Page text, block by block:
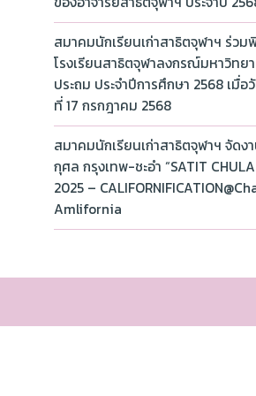
สมาคมนักเรียนเก่าสาธิตจุฬาฯ ร่วม
โรงเรียนสาธิตจุฬาลงกรณ์มหาวิทย
ประถม ประจำปีการศึกษา 2568 เมื่
ที่ 17 กรกฎาคม 2568
สมาคมนักเรียนเก่าสาธิตจุฬาฯ จัดง
กุศล กรุงเทพ-ชะอำ “SATIT CHULA
2025 –
Amlifornia